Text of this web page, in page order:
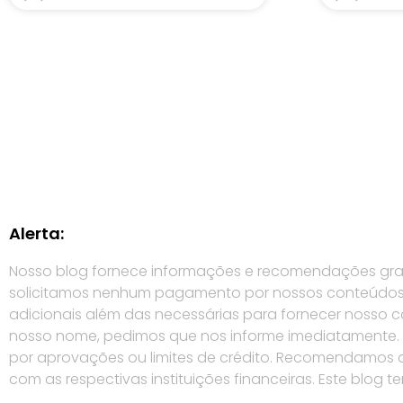
Alerta:
Nosso blog fornece informações e recomendações
solicitamos nenhum pagamento por nossos
adicionais além das necessárias para fornecer
nosso nome, pedimos que nos informe
por aprovações ou limites de crédito.
com as respectivas instituições financeiras. Este blog